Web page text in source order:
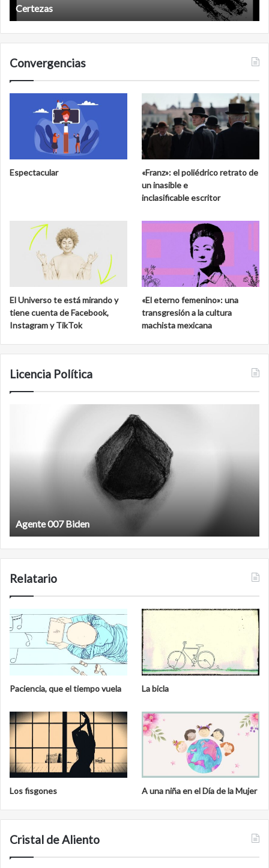
Certezas
Convergencias
Espectacular
«Franz»: el poliédrico retrato de
un inasible e
inclasificable escritor
El Universo te está mirando y
tiene cuenta de Facebook,
Instagram y TikTok
«El eterno femenino»: una
transgresión a la cultura
machista mexicana
Licencia Política
Agente 007 Biden
Relatario
Paciencia, que el tiempo vuela La bicla
Los fisgones A una niña en el Día de la Mujer
Cristal de Aliento